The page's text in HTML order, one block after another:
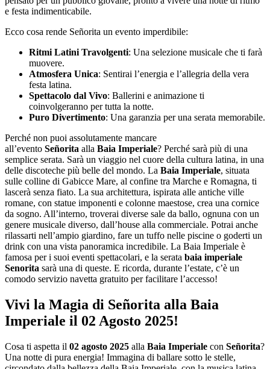
e festa indimenticabile.
Ecco cosa rende Señorita un evento imperdibile:
Ritmi Latini Travolgenti: Una selezione musicale che ti farà
muovere.
Atmosfera Unica: Sentirai l’energia e l’allegria della vera
festa latina.
Spettacolo dal Vivo: Ballerini e animazione ti
coinvolgeranno per tutta la notte.
Puro Divertimento: Una garanzia per una serata memorabile.
Perché non puoi assolutamente mancare
all’evento Señorita alla Baia Imperiale? Perché sarà più di una
semplice serata. Sarà un viaggio nel cuore della cultura latina, in una
delle discoteche più belle del mondo. La Baia Imperiale, situata
sulle colline di Gabicce Mare, al confine tra Marche e Romagna, ti
lascerà senza fiato. La sua architettura, ispirata alle antiche ville
romane, con statue imponenti e colonne maestose, crea una cornice
da sogno. All’interno, troverai diverse sale da ballo, ognuna con un
genere musicale diverso, dall’house alla commerciale. Potrai anche
rilassarti nell’ampio giardino, fare un tuffo nelle piscine o goderti un
drink con una vista panoramica incredibile. La Baia Imperiale è
famosa per i suoi eventi spettacolari, e la serata baia imperiale
Senorita sarà una di queste. E ricorda, durante l’estate, c’è un
comodo servizio navetta gratuito per facilitare l’accesso!
Vivi la Magia di Señorita alla Baia
Imperiale il 02 Agosto 2025!
Cosa ti aspetta il 02 agosto 2025 alla Baia Imperiale con Señorita?
Una notte di pura energia! Immagina di ballare sotto le stelle,